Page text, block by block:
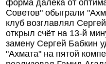
форма далека от
Советов" обыграли
клуб возглавлял
открыл счёт на 13-й
замену Сергей Бабкин
"Ахмата" на пятой